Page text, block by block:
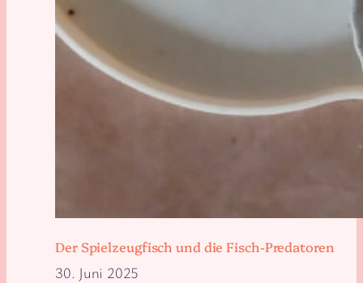
Der Spielzeugfisch und die Fisch-Predatoren
30. Juni 2025